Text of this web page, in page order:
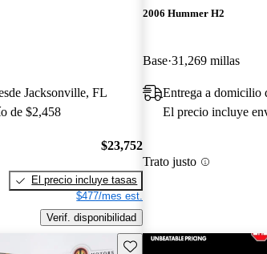
Jacksonville, FL
de $2,458
$23,752
El precio incluye tasas
$477/mes est.
Verif. disponibilidad
2006 Hummer H2
Base 31,269 millas
Entrega a domicilio
El precio incluye
Trato justo
Guarda este Aviso